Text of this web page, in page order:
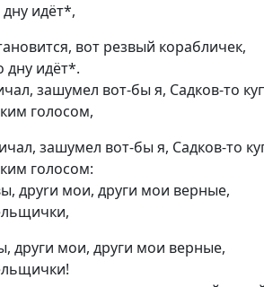
идёт*,
вот резвый корабличек,
дну идёт*.
зашумел вот-бы я, Садков-то
голосом,
зашумел вот-бы я, Садков-то
голосом:
друrи мои, други мои верные,
други мои, други мои верные,